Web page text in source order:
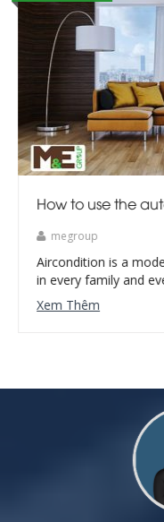
How to use the
megroup
Aircondition is a
in every family and
Xem Thêm